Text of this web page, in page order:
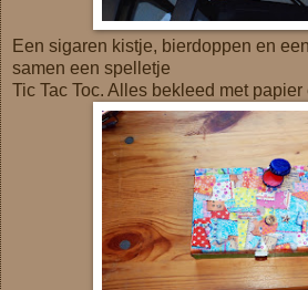
Een sigaren kistje, bierdoppen en
samen een spelletje
Tic Tac Toc. Alles bekleed met